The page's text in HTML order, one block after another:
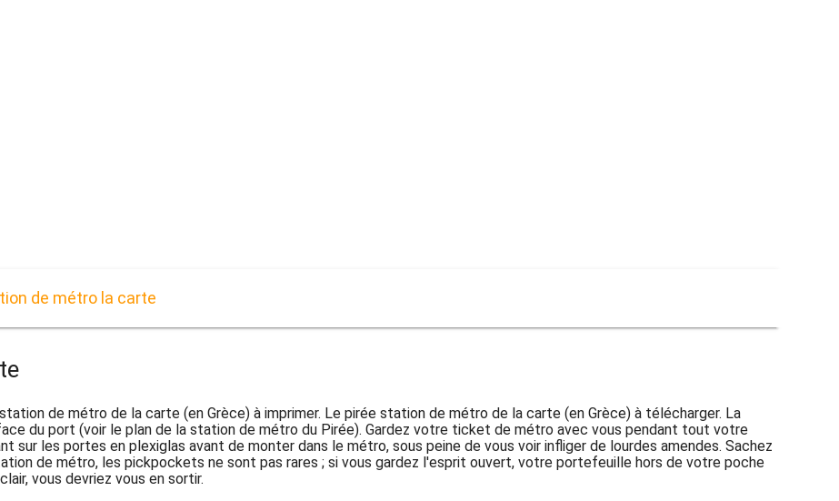
de métro la carte
de métro de la carte (en Grèce) à imprimer. Le pirée station de métro de la carte (en Grèce) à télécharger. La
du port (voir le plan de la station de métro du Pirée). Gardez votre ticket de métro avec vous pendant tout votre
sur les portes en plexiglas avant de monter dans le métro, sous peine de vous voir infliger de lourdes amendes. Sachez
de métro, les pickpockets ne sont pas rares ; si vous gardez l'esprit ouvert, votre portefeuille hors de votre poche
vous devriez vous en sortir.